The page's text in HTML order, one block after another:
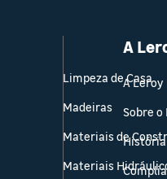
Limpeza de Casa
Madeiras
Materiais de
Materiais
A
A
Sobre o
História